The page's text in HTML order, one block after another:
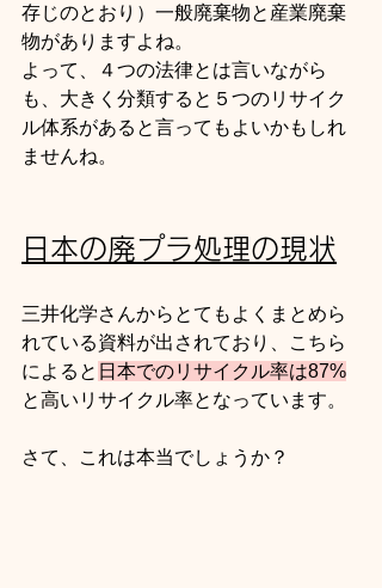
存じのとおり）一般廃棄物と産業廃棄
物がありますよね。
よって、４つの法律とは言いながら
も、大きく分類すると５つのリサイク
ル体系があると言ってもよいかもしれ
ませんね。
日本の廃プラ処理の現状
三井化学さんからとてもよくまとめら
れている資料が出されており、こちら
によると 日本でのリサイクル率は87%
と高いリサイクル率となっています。
さて、これは本当でしょうか？